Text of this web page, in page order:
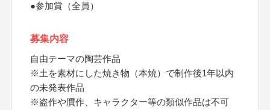
●参加賞（全員）
募集内容
自由テーマの陶芸作品
※土を素材にした焼き物（本焼）で制作後1年以内
の未発表作品
※盗作や贋作、キャラクター等の類似作品は不可